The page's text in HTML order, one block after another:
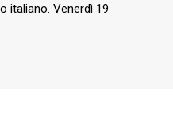
italiano. Venerdì 19